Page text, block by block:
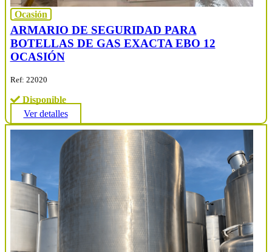
Ocasión
ARMARIO DE SEGURIDAD PARA
BOTELLAS DE GAS EXACTA EBO 12
OCASIÓN
Ref: 22020
Disponible
Ver detalles